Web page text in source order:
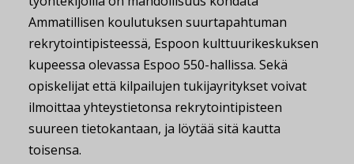
Ammatillisen koulutuksen suurtapahtuman
rekrytointipisteessä, Espoon kulttuurikeskuksen
kupeessa olevassa Espoo 550-hallissa. Sekä
opiskelijat että kilpailujen tukijayritykset voivat
ilmoittaa yhteystietonsa rekrytointipisteen
suureen tietokantaan, ja löytää sitä kautta
toisensa.